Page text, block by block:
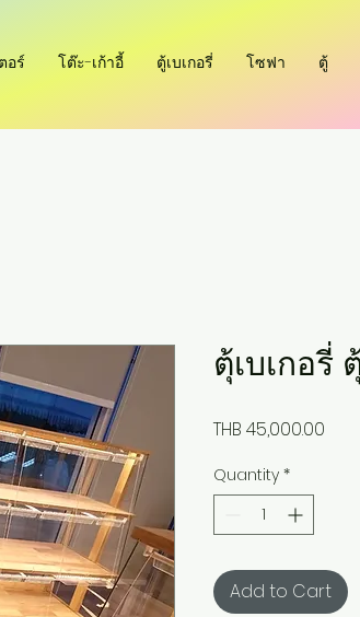
อร์ โต๊ะ-เก้าอี้ ตู้เบเกอรี่ โซฟา ตู้
ตุ้เบเกอรี่
THB 45,000.00
Quantity *
Add to Cart